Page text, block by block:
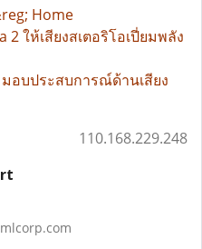
Home
ให้เสียงสเตอริโอเปี่ยมพลัง
อบประสบการณ์ด้านเสียง
110.168.229.248